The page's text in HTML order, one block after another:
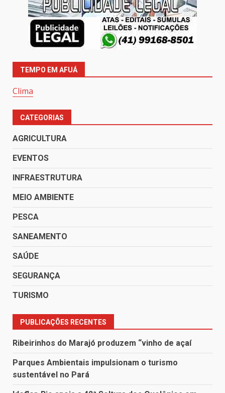
TEMPO EM AFUÁ
Clima
CATEGORIAS
AGRICULTURA
EVENTOS
INFRAESTRUTURA
MEIO AMBIENTE
PESCA
SANEAMENTO
SAÚDE
SEGURANÇA
TURISMO
PUBLICAÇÕES RECENTES
Ribeirinhos do Marajó produzem “vinho de açaí
Parques Ambientais impulsionam o turismo
sustentável no Pará